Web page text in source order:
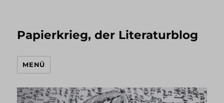
Papierkrieg, der Literaturblog
MENÜ